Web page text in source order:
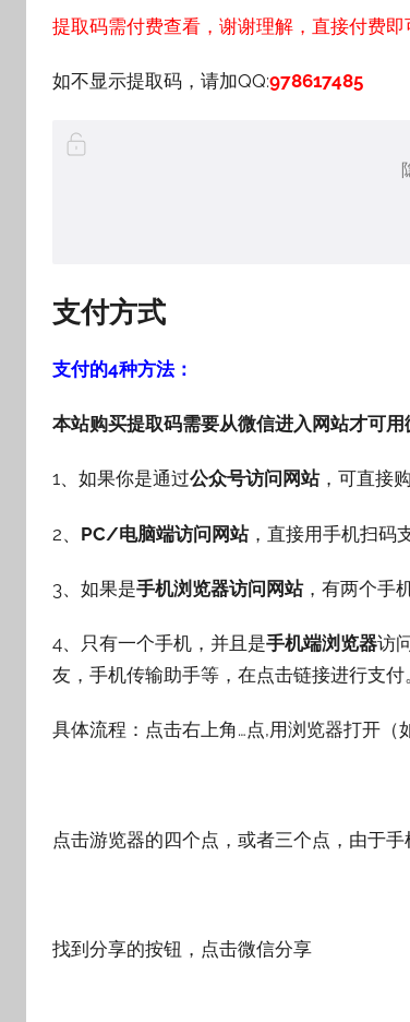
提取码需付费查看，谢谢理解，直接付费
如不显示提取码，请加QQ:978617485
支付方式
支付的4种方法：
本站购买提取码需要从微信进入网站才可
1、如果你是通过公众号访问网站，可直接
2、 PC/电脑端访问网站，直接用手机扫码
3、如果是手机浏览器访问网站，有两个手
4、只有一个手机，并且是手机端浏览器访
友，手机传输助手等，在点击链接进行支付
具体流程：点击右上角…点,用浏览器打开（
点击游览器的四个点，或者三个点，由于
找到分享的按钮，点击微信分享